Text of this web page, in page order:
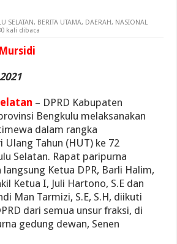
SELATAN, BERITA UTAMA, DAERAH, NASIONAL
kali dibaca
– DPRD Kabupaten
Bengkulu melaksanakan
dalam rangka
Tahun (HUT) ke 72
Selatan. Rapat paripurna
Ketua DPR, Barli Halim,
Ketua I, Juli Hartono, S.E dan
Man Tarmizi, S.E, S.H, diikuti
dari semua unsur fraksi, di
gedung dewan, Senen